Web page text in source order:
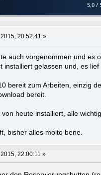
20:52:41 »
auch vorgenommen und es
installiert gelassen und, es lief
bereit zum Arbeiten, einzig
bereit.
heute installiert, alle
bisher alles molto bene.
22:00:11 »